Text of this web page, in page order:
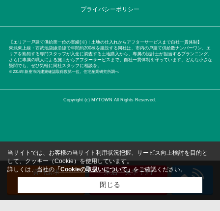
プライバシーポリシー
【エリア一戸建て供給第一位の実績(※)！土地の仕入れからアフターサービスまで自社一貫体制】
東武東上線・西武池袋線沿線で年間約200棟を建設する同社は、市内の戸建て供給数ナンバーワン。エ
リアを熟知する専門スタッフが入念に調査する土地購入から、専属の設計士が担当するプランニング、
さらに専属の職人による施工からアフターサービスまで、自社一貫体制を守っています。どんな小さな
疑問でも、ぜひ気軽に同社スタッフに相談を。
※2014年新座市内建築確認取得数第一位。住宅産業研究所調べ
Copyright (c) MYTOWN All Rights Reserved.
資料請求
来店・見学予約
（無料）
当サイトでは、お客様の当サイト利用状況把握、サービス向上検討を目的と
して、クッキー（Cookie）を使用しています。
詳しくは、当社の「Cookieの取扱いについて」をご確認ください。
閉じる